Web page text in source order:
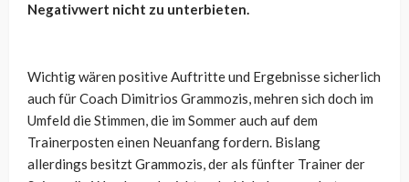
Negativwert nicht zu unterbieten.
Wichtig wären positive Auftritte und Ergebnisse sicherlich
auch für Coach Dimitrios Grammozis, mehren sich doch im
Umfeld die Stimmen, die im Sommer auch auf dem
Trainerposten einen Neuanfang fordern. Bislang
allerdings besitzt Grammozis, der als fünfter Trainer der